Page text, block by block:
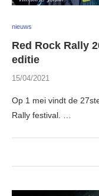
nieuws
Red Rock Rally
editie
15/04/2021
Op 1 mei vindt de
Rally festival. …